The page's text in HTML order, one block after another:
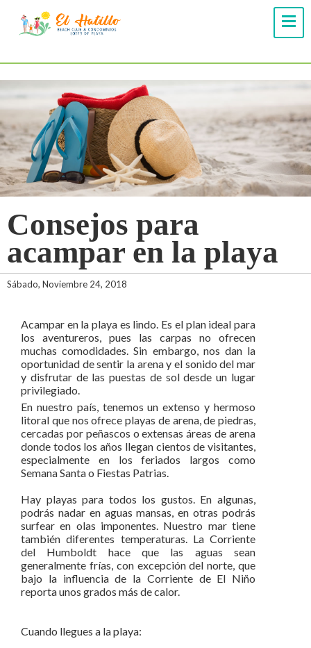
Consejos para
acampar en la playa
Sábado, Noviembre 24, 2018
Acampar en la playa es lindo. Es el plan ideal para
los aventureros, pues las carpas no ofrecen
muchas comodidades. Sin embargo, nos dan la
oportunidad de sentir la arena y el sonido del mar
y disfrutar de las puestas de sol desde un lugar
privilegiado.
En nuestro país, tenemos un extenso y hermoso
litoral que nos ofrece playas de arena, de piedras,
cercadas por peñascos o extensas áreas de arena
donde todos los años llegan cientos de visitantes,
especialmente en los feriados largos como
Semana Santa o Fiestas Patrias.
Hay playas para todos los gustos. En algunas,
podrás nadar en aguas mansas, en otras podrás
surfear en olas imponentes. Nuestro mar tiene
también diferentes temperaturas. La Corriente
del Humboldt hace que las aguas sean
generalmente frías, con excepción del norte, que
bajo la influencia de la Corriente de El Niño
reporta unos grados más de calor.
Cuando llegues a la playa: